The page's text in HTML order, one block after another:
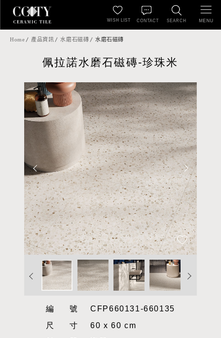
SEARCH
WISH LIST CONTACT MENU
Home 產品資訊 水磨石磁磚 水磨石磁磚
佩拉諾水磨石磁磚-珍珠米
編號CFP660131-660135
尺寸60 x 60 cm